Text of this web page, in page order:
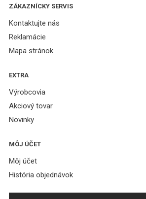
ZÁKAZNÍCKY SERVIS
Kontaktujte nás
Reklamácie
Mapa stránok
EXTRA
Výrobcovia
Akciový tovar
Novinky
MÔJ ÚČET
Môj účet
História objednávok